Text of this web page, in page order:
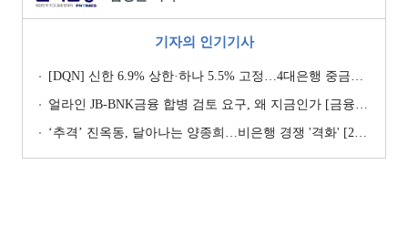
기자의 인기기사
[DQN] 신한 6.9% 상한·하나 5.5% 고정…4대은행 중금리대출 승부수
얼라인 JB-BNK금융 합병 검토 요구, 왜 지금인가 [금융지주는 지금]
‘추격ʼ 진옥동, 달아나는 양종희…비은행 경쟁 '격화' [2026 금융사 상반기 리그테이블]